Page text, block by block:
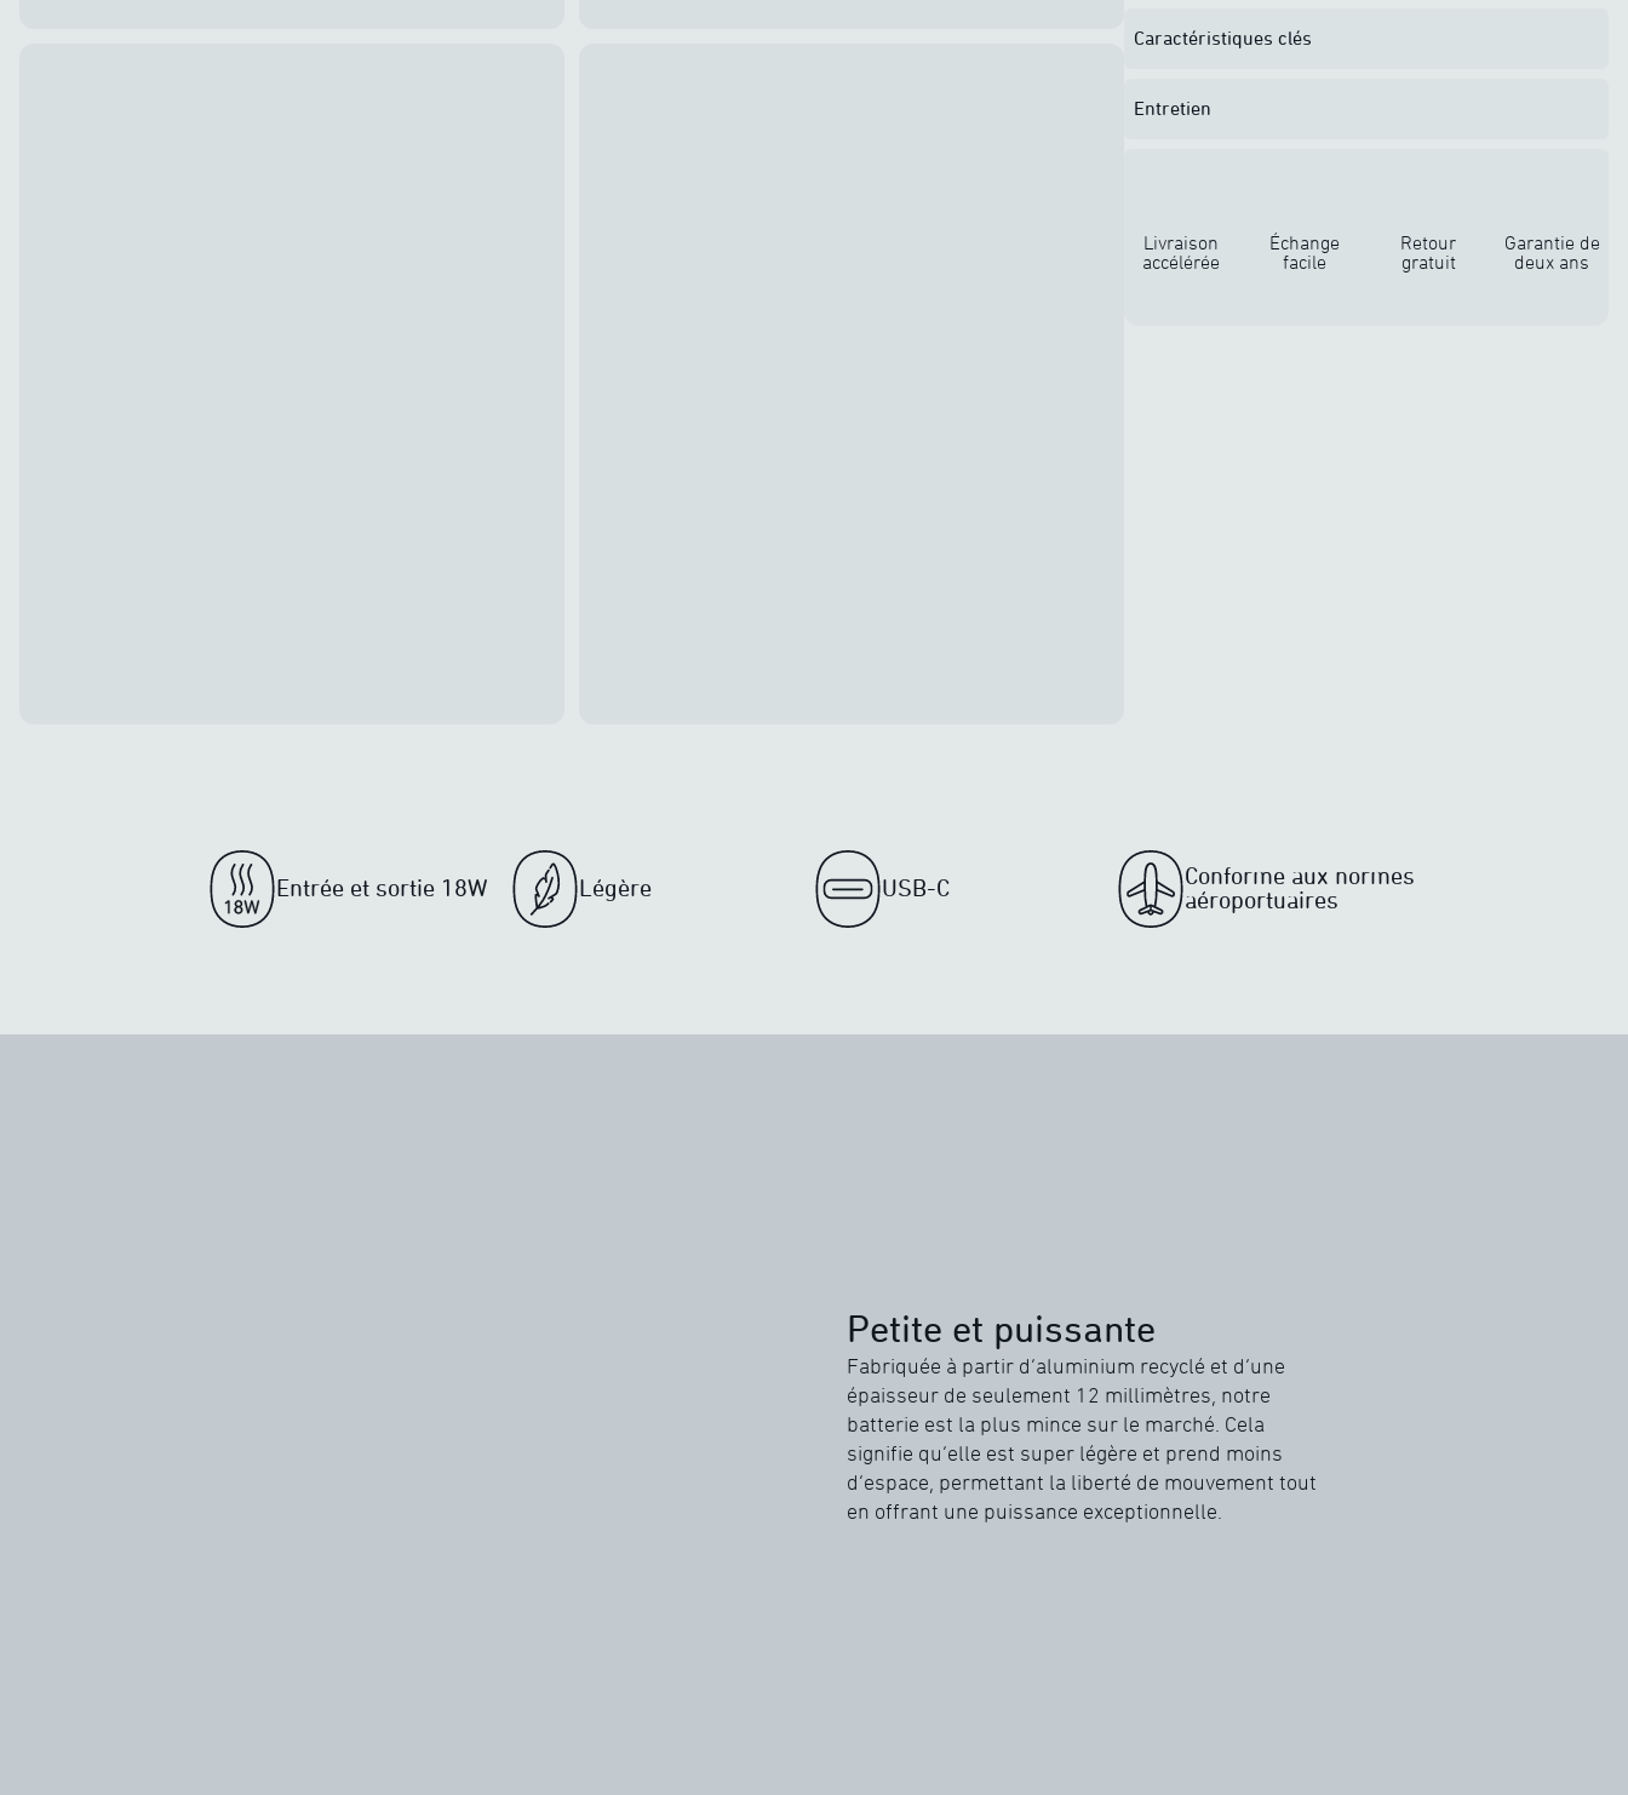
Caractéristiques clés
Entretien
Livraison
accélérée
Échange
facile
Retour
gratuit
Garantie de
deux ans
Entrée et sortie 18W Légère USB-C
Conforme aux normes
aéroportuaires
Petite et puissante
Fabriquée à partir d’aluminium recyclé et d’une
épaisseur de seulement 12 millimètres, notre
batterie est la plus mince sur le marché. Cela
signifie qu’elle est super légère et prend moins
d’espace, permettant la liberté de mouvement tout
en offrant une puissance exceptionnelle.